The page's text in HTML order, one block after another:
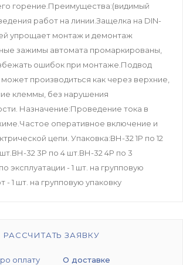
горение.Преимущества:(видимый
работ на линии.Защелка на DIN-
упрощает монтаж и демонтаж
зажимы автомата промаркированы,
ошибок при монтаже.Подвод
производиться как через верхние,
клеммы, без нарушения
Назначение:Проведение тока в
оперативное включение и
цепи. Упаковка:ВН-32 1P по 12
32 3P по 4 шт.ВН-32 4P по 3
эксплуатации - 1 шт. на групповую
- 1 шт. на групповую упаковку
РАССЧИТАТЬ ЗАЯВКУ
оплату О доставке